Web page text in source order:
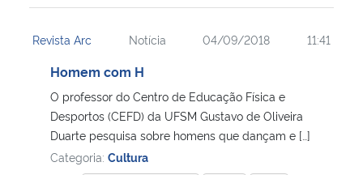
Revista Arc Notícia 04/09/2018 11:41
Homem com H
O professor do Centro de Educação Física e
Desportos (CEFD) da UFSM Gustavo de Oliveira
Duarte pesquisa sobre homens que dançam e […]
Categoria: Cultura